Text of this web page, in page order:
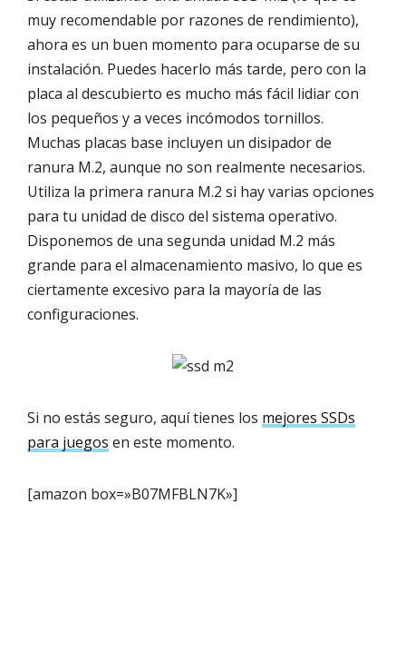
muy recomendable por razones de rendimiento),
ahora es un buen momento para ocuparse de su
instalación. Puedes hacerlo más tarde, pero con la
placa al descubierto es mucho más fácil lidiar con
los pequeños y a veces incómodos tornillos.
Muchas placas base incluyen un disipador de
ranura M.2, aunque no son realmente necesarios.
Utiliza la primera ranura M.2 si hay varias opciones
para tu unidad de disco del sistema operativo.
Disponemos de una segunda unidad M.2 más
grande para el almacenamiento masivo, lo que es
ciertamente excesivo para la mayoría de las
configuraciones.
Si no estás seguro, aquí tienes los mejores SSDs
para juegos en este momento.
[amazon box=»B07MFBLN7K»]